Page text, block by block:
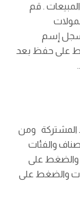
. قم
إسم
على حفظ بعد
المشتركة ومن
والفئات
والضغط على
والضغط على